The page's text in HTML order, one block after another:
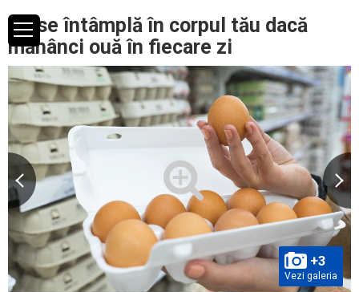
Ce se întâmplă în corpul tău dacă
mănânci ouă în fiecare zi
+3
Vezi galeria